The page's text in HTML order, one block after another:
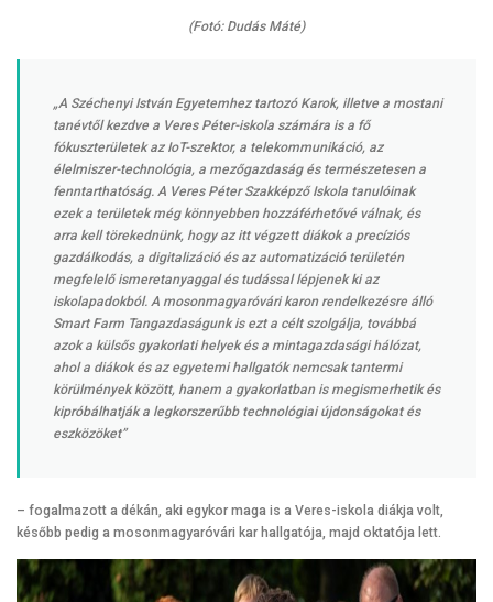
(Fotó: Dudás Máté)
„A Széchenyi István Egyetemhez tartozó Karok, illetve a mostani
tanévtől kezdve a Veres Péter-iskola számára is a fő
fókuszterületek az IoT-szektor, a telekommunikáció, az
élelmiszer-technológia, a mezőgazdaság és természetesen a
fenntarthatóság. A Veres Péter Szakképző Iskola tanulóinak
ezek a területek még könnyebben hozzáférhetővé válnak, és
arra kell törekednünk, hogy az itt végzett diákok a precíziós
gazdálkodás, a digitalizáció és az automatizáció területén
megfelelő ismeretanyaggal és tudással lépjenek ki az
iskolapadokból. A mosonmagyaróvári karon rendelkezésre álló
Smart Farm Tangazdaságunk is ezt a célt szolgálja, továbbá
azok a külsős gyakorlati helyek és a mintagazdasági hálózat,
ahol a diákok és az egyetemi hallgatók nemcsak tantermi
körülmények között, hanem a gyakorlatban is megismerhetik és
kipróbálhatják a legkorszerűbb technológiai újdonságokat és
eszközöket”
– fogalmazott a dékán, aki egykor maga is a Veres-iskola diákja volt,
később pedig a mosonmagyaróvári kar hallgatója, majd oktatója lett.